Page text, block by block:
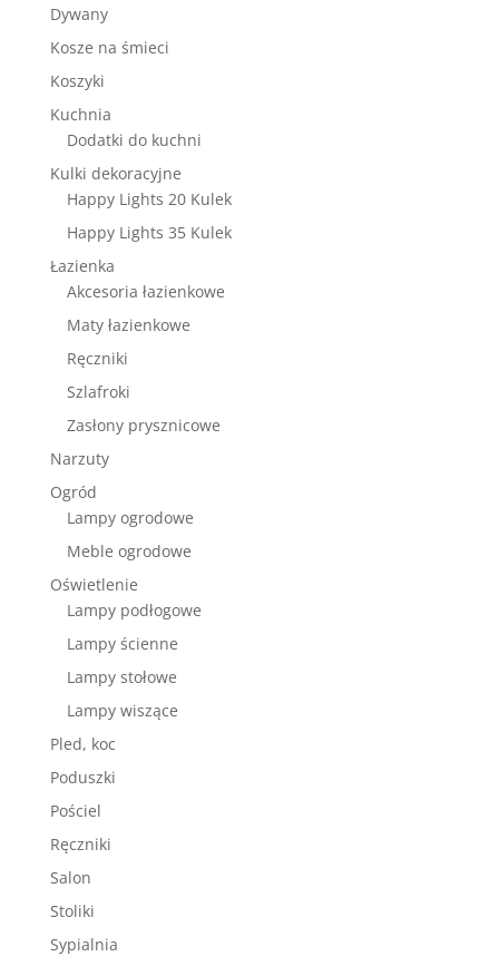
Dywany
Kosze na śmieci
Koszyki
Kuchnia
Dodatki do kuchni
Kulki dekoracyjne
Happy Lights 20 Kulek
Happy Lights 35 Kulek
Łazienka
Akcesoria łazienkowe
Maty łazienkowe
Ręczniki
Szlafroki
Zasłony prysznicowe
Narzuty
Ogród
Lampy ogrodowe
Meble ogrodowe
Oświetlenie
Lampy podłogowe
Lampy ścienne
Lampy stołowe
Lampy wiszące
Pled, koc
Poduszki
Pościel
Ręczniki
Salon
Stoliki
Sypialnia